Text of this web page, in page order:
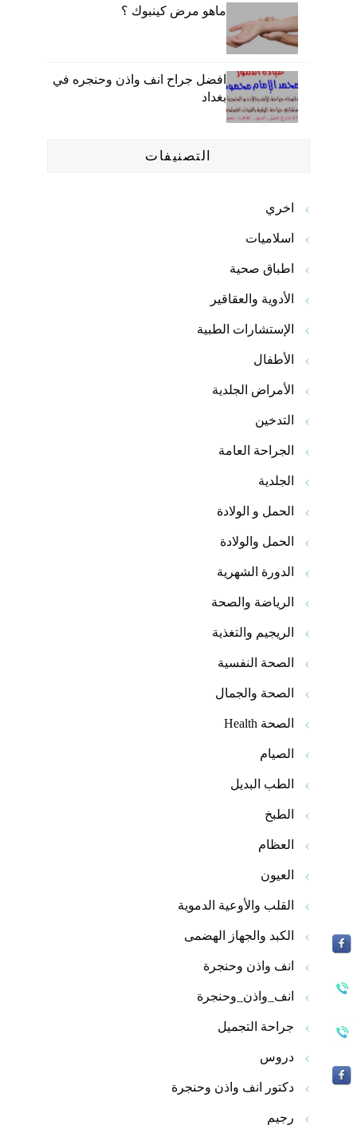
ماهو مرض كينبوك ؟
افضل جراح انف واذن وحنجره في
بغداد
التصنيفات
اخري
اسلاميات
اطباق صحية
الأدوية والعقاقير
الإستشارات الطبية
الأطفال
الأمراض الجلدية
التدخين
الجراحة العامة
الجلدية
الحمل و الولادة
الحمل والولادة
الدورة الشهرية
الرياضة والصحة
الريجيم والتغذية
الصحة النفسية
الصحة والجمال
الصحة Health
الصيام
الطب البديل
الطبخ
العظام
العيون
القلب والأوعية الدموية
الكبد والجهاز الهضمى
انف واذن وحنجرة
انف_واذن_وحنجرة
جراحة التجميل
دروس
دكتور انف واذن وحنجرة
رجيم